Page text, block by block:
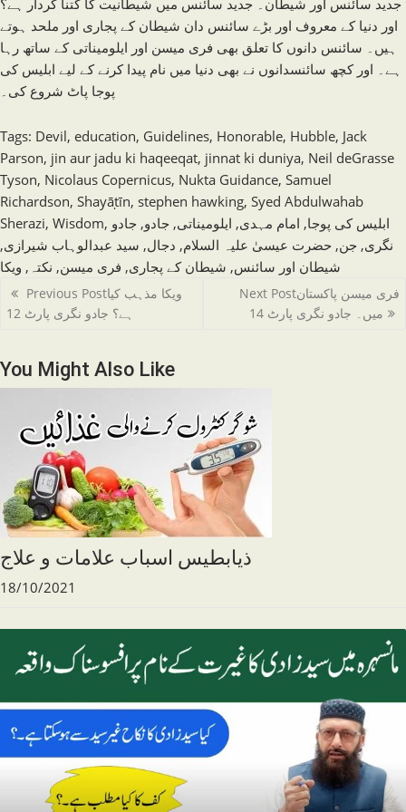
اور دنیا کے معروف اور بڑے سائنس دان شیطان کے پجاری اور ملحد ہوتے
ہیں۔ سائنس دانوں کا تعلق بھی فری میسن اور ایلومیناتی کے ساتھ رہا
ہے۔ اور کچھ سائنسدانوں نے بھی دنیا میں نام پیدا کرنے کے لیے ابلیس کی
پوجا پاٹ شروع کی۔
Tags: Devil, education, Guidelines, Honorable, Hubble, Jack
Parson, jin aur jadu ki haqeeqat, jinnat ki duniya, Neil deGrasse
Tyson, Nicolaus Copernicus, Nukta Guidance, Samuel
Richardson, Shayāṭīn, stephen hawking, Syed Abdulwahab
Sherazi, Wisdom, ابلیس کی پوجا, امام مہدی, ایلومیناتی, جادو, جادو
نگری, جن, حضرت عیسیٰ علیہ السلام, دجال, سید عبدالوہاب شیرازی,
شیطان اور سائنس, شیطان کے پجاری, فری میسن, نکتہ , ویکا
Read
more
Previous Postویکا مذہب کیا
ہے؟ جادو نگری پارٹ 12
Next Postفری میسن پاکستان
میں۔ جادو نگری پارٹ 14
You Might Also Like
ذیابطیس اسباب علامات و علاج
18/10/2021